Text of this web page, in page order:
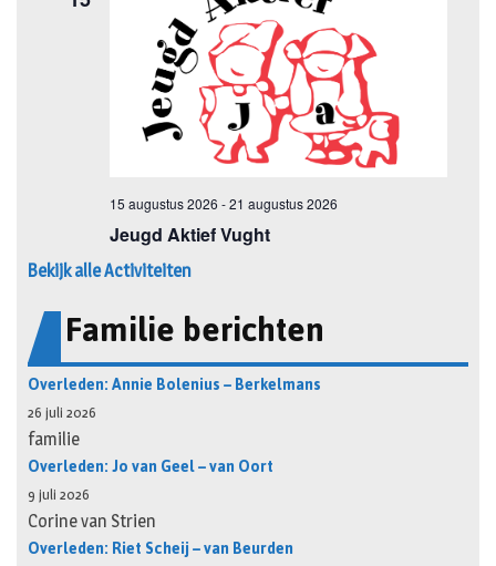
Bekijk alle Activiteiten
Familie berichten
Overleden: Annie Bolenius – Berkelmans
26 juli 2026
familie
Overleden: Jo van Geel – van Oort
9 juli 2026
Corine van Strien
Overleden: Riet Scheij – van Beurden